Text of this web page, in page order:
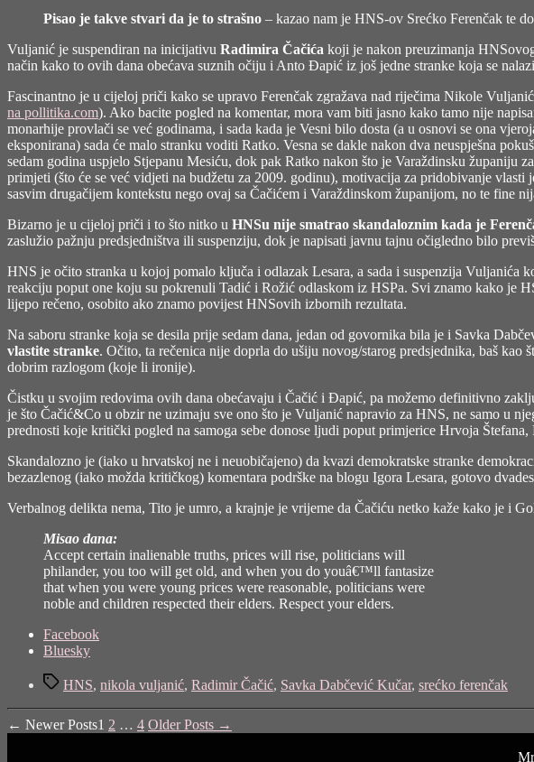
Pisao je takve stvari da je to strašno – kazao nam je HNS-ov Srećko Ferenčak te
Vuljanić je suspendiran na inicijativu Radimira Čačića koji je nakon preuzimanja
način kako to ovih dana obećava suznih očiju i Anto Đapić iz još jedne stranke koja se
Fascinantno je u cijeloj priči kako se upravo Ferenčak zgražava nad riječima Nikole
na pollitika.com). Ako bacite pogled na komentar, mora vam biti jasno kako tamo nije
monarhije provlači se već godinama, i sada kada je Vesni bilo dosta (a u osnovi se ona
eksponirana) sada će malo stranku voditi Ratko. Vesna se dakle nakon dva neuspješna
sedam godina uspjelo Stjepanu Mesiću, dok pak Ratko nakon što je Varaždinsku
primjeti (što će se već vidjeti na budžetu za 2009. godinu), motivacija za pridobivanje
sasvim drugačijem kontekstu nego ovaj sa Čačićem i Varaždinskom županijom, no te fine
Bizarno je u cijeloj priči i to što nitko u HNSu nije smatrao skandaloznim kada je
zaslužio pažnju predsjedništva ili suspenziju, dok je napisati javnu tajnu očigledno bilo
HNS je očito stranka u kojoj pomalo ključa i odlazak Lesara, a sada i suspenzija
reakciju poput one koju su pokrenuli Tadić i Rožić odlaskom iz HSPa. Svi znamo kako je
lijepo rečeno, osobito ako znamo povijest HNSovih izbornih rezultata.
Na saboru stranke koja se desila prije sedam dana, jedan od govornika bila je i Savka
vlastite stranke. Očito, ta rečenica nije doprla do ušiju novog/starog predsjednika, baš
dobrim razlogom (koje li ironije).
Čistku u svojim redovima ovih dana obećavaju i Čačić i Đapić, pa možemo definitivno
je što Čačić&Co u obzir ne uzimaju sve ono što je Vuljanić napravio za HNS, ne samo u
prednosti koje kritički pogled na samoga sebe donose ljudi poput primjerice Hrvoja
Skandalozno je (iako u hrvatskoj ne i neuobičajeno) da kvazi demokratske stranke
bezazlenog (iako možda kritičkog) komentara podrške na blogu Igora Lesara, gotovo
Verbalnog delikta nema, Tito je umro, a krajnje je vrijeme da Čačiću netko kaže kako je i
Misao dana:
Accept certain inalienable truths, prices will rise, politicians will
philander, you too will get old, and when you do youâ€™ll fantasize
that when you were young prices were reasonable, politicians were
noble and children respected their elders. Respect your elders.
Share
"Kome
HNSu
smeta
Facebook
Bluesky
TagsHNS, nikola vuljanić, Radimir Čačić, Savka Dabčević Kučar, srećko ferenčak
Posts
← NewerPosts1 2 … 4 OlderPosts →